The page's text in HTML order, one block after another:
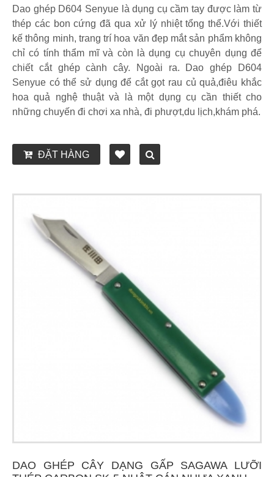
Dao ghép D604 Senyue là dụng cụ cầm tay được làm từ
thép các bon cứng đã qua xử lý nhiệt tổng thể.Với thiết
kế thông minh, trang trí hoa văn đẹp mắt sản phẩm không
chỉ có tính thẩm mĩ và còn là dụng cụ chuyên dụng để
chiết cắt ghép cành cây. Ngoài ra. Dao ghép D604
Senyue có thể sử dụng để cắt gọt rau củ quả,điêu khắc
hoa quả nghệ thuật và là một dụng cụ cần thiết cho
những chuyến đi chơi xa nhà, đi phượt,du lịch,khám phá.
ĐẶT HÀNG
DAO GHÉP CÂY DẠNG GẤP SAGAWA LƯỠI